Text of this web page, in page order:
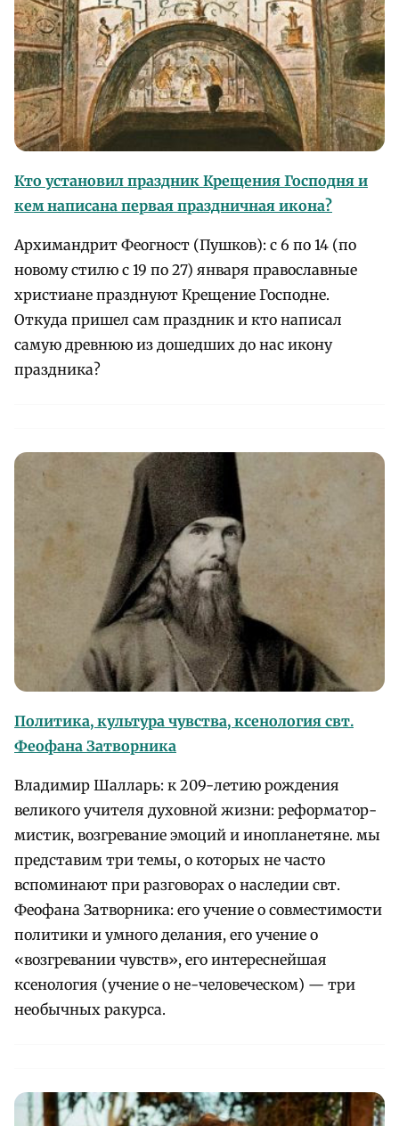
Кто установил праздник Крещения Господня и
кем написана первая праздничная икона?
Архимандрит Феогност (Пушков): с 6 по 14 (по
новому стилю с 19 по 27) января православные
христиане празднуют Крещение Господне.
Откуда пришел сам праздник и кто написал
самую древнюю из дошедших до нас икону
праздника?
Политика, культура чувства, ксенология свт.
Феофана Затворника
Владимир Шалларь: к 209-летию рождения
великого учителя духовной жизни: реформатор-
мистик, возгревание эмоций и инопланетяне. мы
представим три темы, о которых не часто
вспоминают при разговорах о наследии свт.
Феофана Затворника: его учение о совместимости
политики и умного делания, его учение о
«возгревании чувств», его интереснейшая
ксенология (учение о не-человеческом) — три
необычных ракурса.